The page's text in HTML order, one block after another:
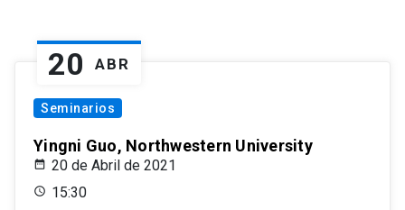
20 ABR
Seminarios
Yingni Guo, Northwestern University
20 de Abril de 2021
15:30